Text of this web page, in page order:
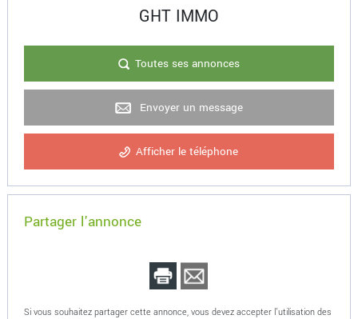
GHT IMMO
Toutes ses annonces
Envoyer un message
Afficher le téléphone
Partager l'annonce
Si vous souhaitez partager cette annonce, vous devez accepter l'utilisation des